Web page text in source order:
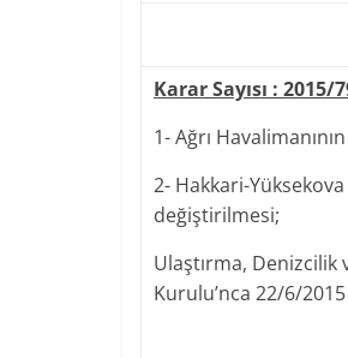
Karar Sayısı : 2015/
1- Ağrı
2- Hakkari-
değiştirilmesi;
Ulaştırma, Denizcilik
Kurulu’nca 22/6/